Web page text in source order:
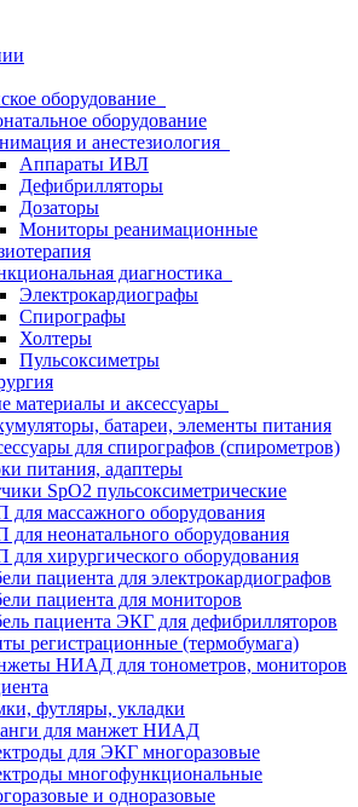
оборудование
оборудование
и анестезиология
Аппараты ИВЛ
Дефибрилляторы
Дозаторы
Мониторы реанимационные
диагностика
Электрокардиографы
Спирографы
Холтеры
Пульсоксиметры
материалы и аксессуары
батареи, элементы питания
для спирографов (спирометров)
питания, адаптеры
SpO2 пульсоксиметрические
для массажного оборудования
для неонатального оборудования
для хирургического оборудования
пациента для электрокардиографов
пациента для мониторов
пациента ЭКГ для дефибрилляторов
регистрационные (термобумага)
НИАД для тонометров, мониторов
футляры, укладки
для манжет НИАД
для ЭКГ многоразовые
многофункциональные
и одноразовые